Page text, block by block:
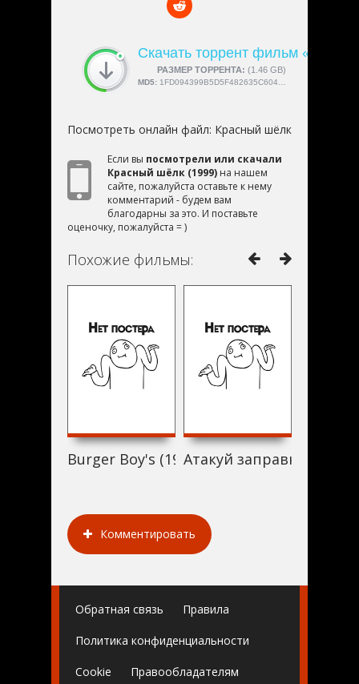
Скачать торрент фильм
РАЗМЕР ТОРРЕНТА: (1.46 GB)
СКАЧАЛИ:4189
MD5: 1FD094399B5D5F482635C60423155987
Посмотреть онлайн файл: Красный шёлк
Если вы посмотрели или скачали
Красный шёлк (1999) на нашем
сайте, пожалуйста оставьте к нему
комментарий - будем вам
благодарны за это. И поставьте
оценочку, пожалуйста = )
Похожие фильмы:
Burger Boy's (1999)Атакуй заправки! (1999)
Комментировать
Обратная связь Правила
Политика конфиденциальности
Cookie Правообладателям